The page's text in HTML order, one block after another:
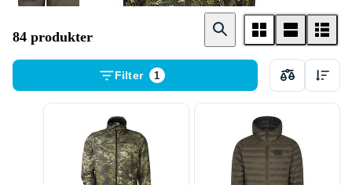
84 produkter
Filter 1